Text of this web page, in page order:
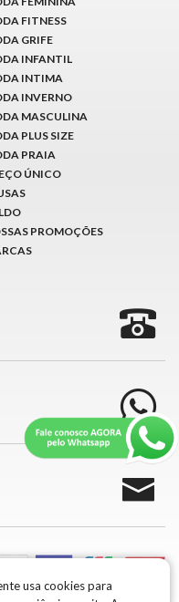
FITNESS
GRIFE
INFANTIL
INTIMA
INVERNO
MASCULINA
PLUS SIZE
PRAIA
ÚNICO
PROMOÇÕES
usa cookies para